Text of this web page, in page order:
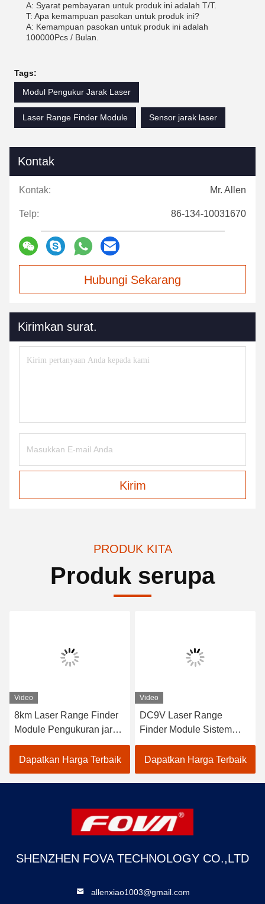
A: Syarat pembayaran untuk produk ini adalah T/T.
T: Apa kemampuan pasokan untuk produk ini?
A: Kemampuan pasokan untuk produk ini adalah
100000Pcs / Bulan.
Tags:
Modul Pengukur Jarak Laser
Laser Range Finder Module Sensor jarak laser
Kontak
Kontak: Mr. Allen
Telp: 86-134-10031670
Hubungi Sekarang
Kirimkan surat.
Kirim
PRODUK KITA
Produk serupa
Video
8km Laser Range Finder
Module Pengukuran jarak
presisi, Pengakuan dan
Lokalisasi
Dapatkan Harga Terbaik
Video
DC9V Laser Range
Finder Module Sistem
fotolistrik mendeteksi jarak
target 120g, pengukuran
jarak laser
Dapatkan Harga Terbaik
SHENZHEN FOVA TECHNOLOGY CO.,LTD
allenxiao1003@gmail.com